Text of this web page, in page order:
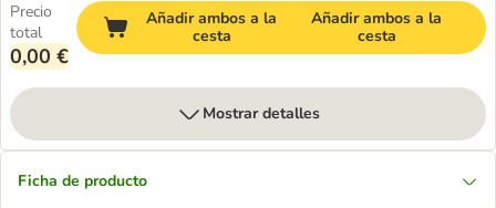
Precio
total
0,00 €
Añadir ambos a la
cesta
Añadir ambos a la
cesta
Mostrar detalles
Ficha de producto